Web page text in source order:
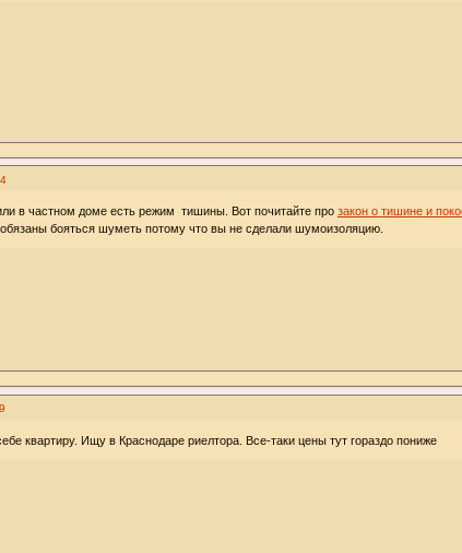
в частном доме есть режим тишины. Вот почитайте про закон о тишине и
бояться шуметь потому что вы не сделали шумоизоляцию.
квартиру. Ищу в Краснодаре риелтора. Все-таки цены тут гораздо пониже